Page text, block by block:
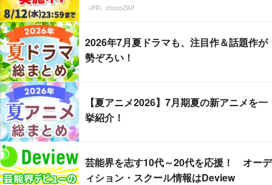
（PR）chocoZAP
2026年7月夏ドラマも、注目作＆話題作が
勢ぞろい！
【夏アニメ2026】7月期夏の新アニメを一
挙紹介！
芸能界を志す10代～20代を応援！ オーデ
ィション・スクール情報はDeview